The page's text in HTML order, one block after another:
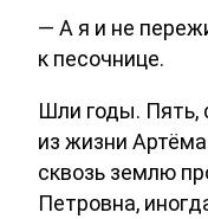
— А я и не
к песочнице.
Шли годы. Пять,
из жизни
сквозь землю
Петровна,